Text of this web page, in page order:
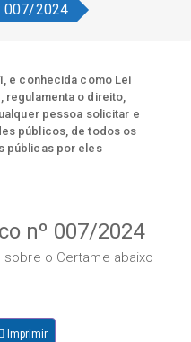
007/2024
e conhecida como Lei
regulamenta o direito,
pessoa solicitar e
públicos, de todos os
públicas por eles
nº 007/2024
o Certame abaixo
Imprimir